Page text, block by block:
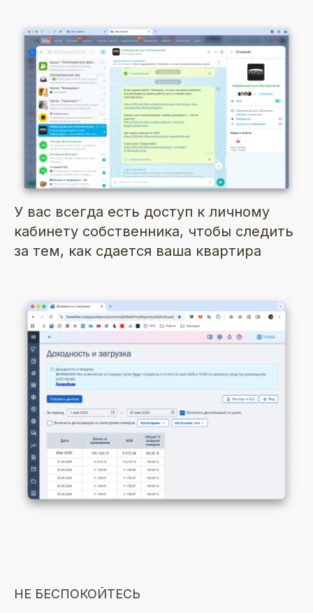
У вас всегда есть доступ к личному
кабинету собственника, чтобы следить
за тем, как сдается ваша квартира
НЕ БЕСПОКОЙТЕСЬ